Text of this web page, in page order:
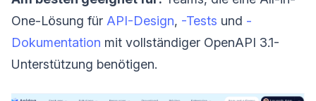
One-Lösung für API-Design, -Tests und -
Dokumentation mit vollständiger OpenAPI 3.1-
Unterstützung benötigen.